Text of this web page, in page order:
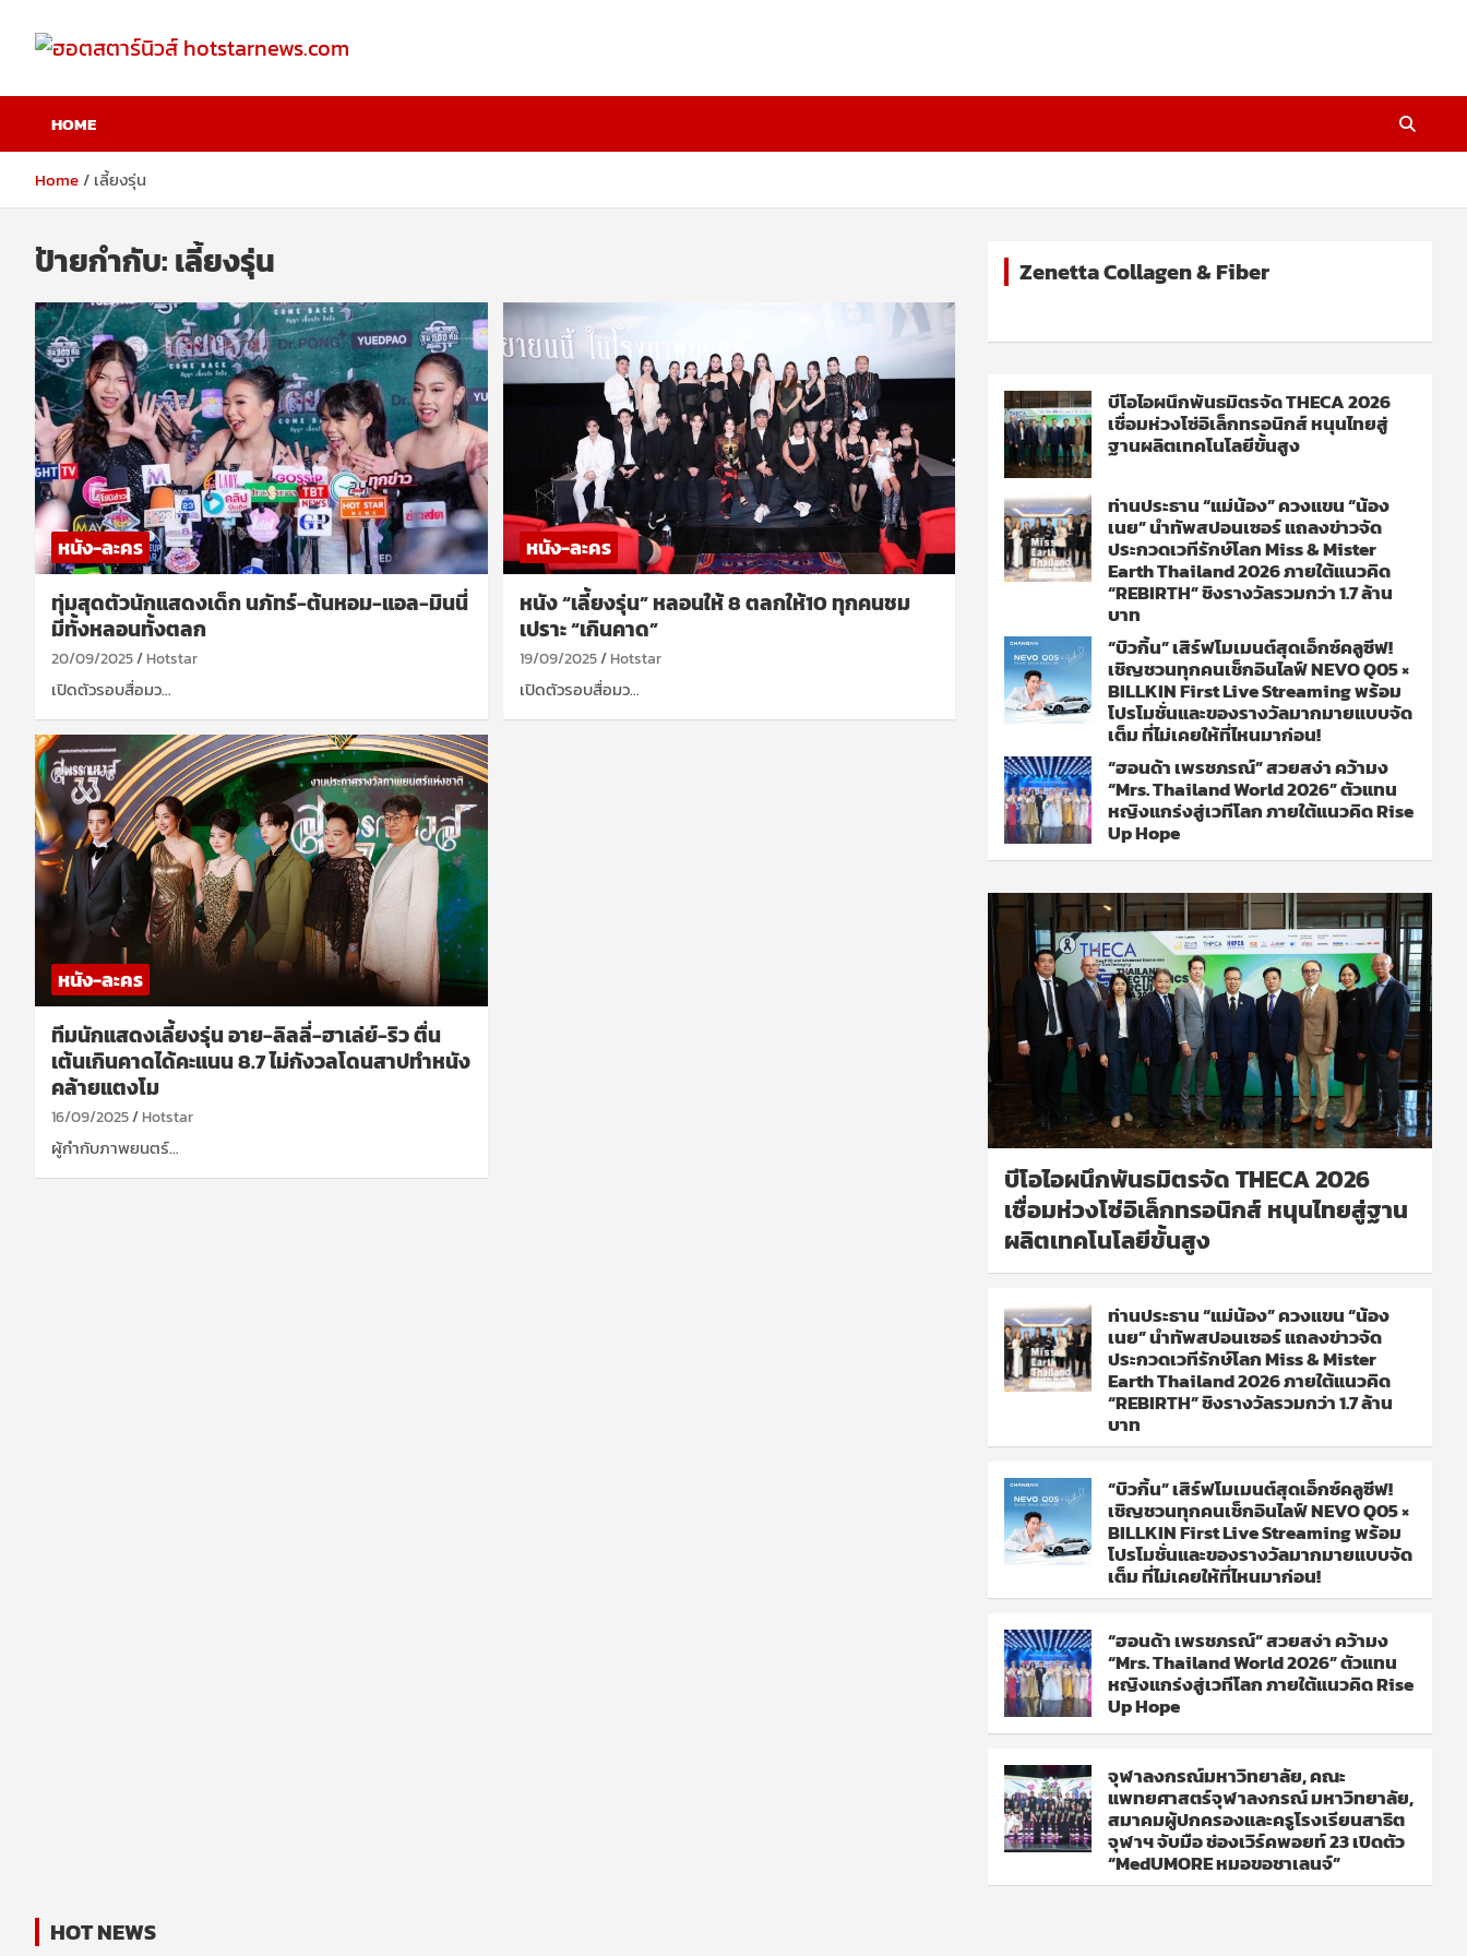
content
ฮอตสตาร์นิวส์
hotstarnews.com
HOME
Home เลี้ยงรุ่น
ป้ายกำกับ:เลี้ยงรุ่น
หนัง-ละคร
ทุ่มสุดตัวนักแสดงเด็ก นภัทร์-ต้นหอม-แอล-มินนี่
มีทั้งหลอนทั้งตลก
20/09/2025 Hotstar
เปิดตัวรอบสื่อมว…
หนัง-ละคร
หนัง “เลี้ยงรุ่น” หลอนให้ 8 ตลกให้10 ทุกคนชม
เปราะ “เกินคาด”
19/09/2025 Hotstar
เปิดตัวรอบสื่อมว…
หนัง-ละคร
ทีมนักแสดงเลี้ยงรุ่น อาย-ลิลลี่-ฮาเล่ย์-ริว ตื่น
เต้นเกินคาดได้คะแนน 8.7 ไม่กังวลโดนสาปทำหนัง
คล้ายแตงโม
16/09/2025 Hotstar
ผู้กำกับภาพยนตร์…
Zenetta Collagen & Fiber
บีโอไอผนึกพันธมิตรจัด THECA 2026
เชื่อมห่วงโซ่อิเล็กทรอนิกส์ หนุนไทยสู่
ฐานผลิตเทคโนโลยีขั้นสูง
ท่านประธาน “แม่น้อง” ควงแขน “น้อง
เนย” นำทัพสปอนเซอร์ แถลงข่าวจัด
ประกวดเวทีรักษ์โลก Miss & Mister
Earth Thailand 2026 ภายใต้แนวคิด
“REBIRTH” ชิงรางวัลรวมกว่า 1.7 ล้าน
บาท
“บิวกิ้น” เสิร์ฟโมเมนต์สุดเอ็กซ์คลูซีฟ!
เชิญชวนทุกคนเช็กอินไลฟ์ NEVO Q05 ×
BILLKIN First Live Streaming พร้อม
โปรโมชั่นและของรางวัลมากมายแบบจัด
เต็ม ที่ไม่เคยให้ที่ไหนมาก่อน!
“ฮอนด้า เพรชภรณ์” สวยสง่า คว้ามง
“Mrs. Thailand World 2026” ตัวแทน
หญิงแกร่งสู่เวทีโลก ภายใต้แนวคิด Rise
Up Hope
บีโอไอผนึกพันธมิตรจัด THECA 2026
เชื่อมห่วงโซ่อิเล็กทรอนิกส์ หนุนไทยสู่ฐาน
ผลิตเทคโนโลยีขั้นสูง
ท่านประธาน “แม่น้อง” ควงแขน “น้อง
เนย” นำทัพสปอนเซอร์ แถลงข่าวจัด
ประกวดเวทีรักษ์โลก Miss & Mister
Earth Thailand 2026 ภายใต้แนวคิด
“REBIRTH” ชิงรางวัลรวมกว่า 1.7 ล้าน
บาท
“บิวกิ้น” เสิร์ฟโมเมนต์สุดเอ็กซ์คลูซีฟ!
เชิญชวนทุกคนเช็กอินไลฟ์ NEVO Q05 ×
BILLKIN First Live Streaming พร้อม
โปรโมชั่นและของรางวัลมากมายแบบจัด
เต็ม ที่ไม่เคยให้ที่ไหนมาก่อน!
“ฮอนด้า เพรชภรณ์” สวยสง่า คว้ามง
“Mrs. Thailand World 2026” ตัวแทน
หญิงแกร่งสู่เวทีโลก ภายใต้แนวคิด Rise
Up Hope
จุฬาลงกรณ์มหาวิทยาลัย, คณะ
แพทยศาสตร์จุฬาลงกรณ์ มหาวิทยาลัย,
สมาคมผู้ปกครองและครูโรงเรียนสาธิต
จุฬาฯ จับมือ ช่องเวิร์คพอยท์ 23 เปิดตัว
“MedUMORE หมอขอชาเลนจ์”
HOT NEWS